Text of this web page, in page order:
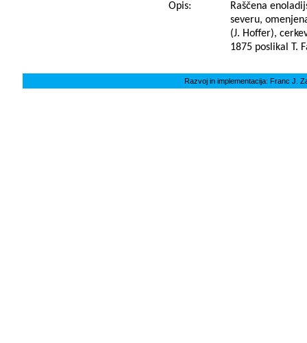
Opis:
Raščena
severu,
(J. Hoffer),
1875 poslikal T.
Razvoj in implementacija: Franc J.